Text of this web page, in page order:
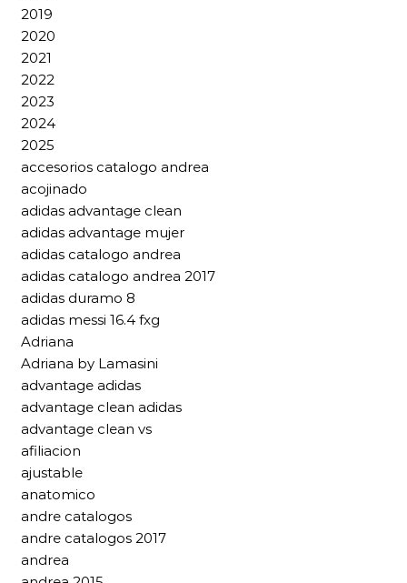
2019
2020
2021
2022
2023
2024
2025
accesorios catalogo andrea
acojinado
adidas advantage clean
adidas advantage mujer
adidas catalogo andrea
adidas catalogo andrea 2017
adidas duramo 8
adidas messi 16.4 fxg
Adriana
Adriana by Lamasini
advantage adidas
advantage clean adidas
advantage clean vs
afiliacion
ajustable
anatomico
andre catalogos
andre catalogos 2017
andrea